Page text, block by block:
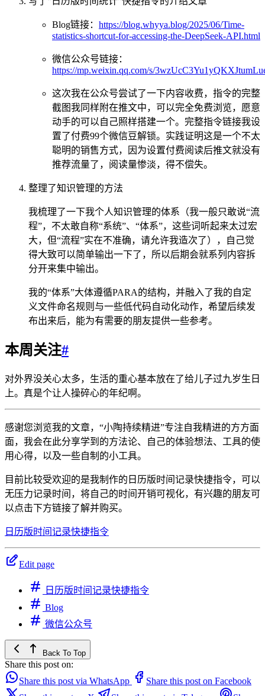
Blog链接： https://blog.whyya.blog/2025/06/Time-
statistics-shortcut-for-accessing-the-DeepSeek-API.html
微信公众号链接：
https://mp.weixin.qq.com/s/
这次我在公众号尝试了一下内容收费，指令的完整
截图我同样附在推文中，可以完全免费浏览，愿意
动手的可以自己照样搭建一个。完整指令链接我设
置了付费99个微信豆解锁。实践证明这是一个不太
聪明的销售方式，因为设置付费阅读后推文就没有
推荐流量了，阅读量惨淡，得不偿失。
整理了知识管理的方法
我梳理了一下我个人知识管理的体系（我一般只敢说“流
程”，不太敢自称“系统”、“体系”，这些词听起来太过宏
大，但“流程”实在不准确，请允许我造次了），自己觉
得大致可以简单输出一下了，所以后期会就系列内容拆
分开来集中输出。
我的“体系”大体遵循PARA的结构，并融入了我的自定
义文件命名规则与一些低代码自动化动作，希望后续发
布出来后，能为有需要的朋友提供一些参考。
本周关注#
对外界没关心太多，生活的重心基本放在了给儿子过九岁生日
上。真是个让人操碎心的年纪啊。
感谢您浏览我的文章，“小陶持续精进”专注自我精进的方方面
面，我会在此分享学到的方法论、自己的体验想法、工具的使
用心得，以及一些自制的小工具。
目前比较受欢迎的是我制作的日历版时间记录快捷指令，可以
无压力记录时间，将自己的时间开销可视化，有兴趣的朋友可
以点击下方链接了解并购买。
日历版时间记录快捷指令
Edit page
日历版时间记录快捷指令
Blog
微信公众号
Back To Top
Share this post on:
Share this post via WhatsApp
Share this post on Facebook